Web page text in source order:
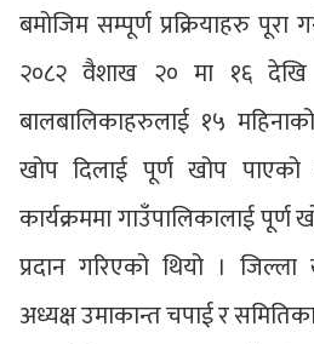
बमोजिम सम्पूर्ण प्रक्रियाहरु पूरा
२०८२ वैशाख २० मा १६ देखि
बालबालिकाहरुलाई १५
खोप दिलाई पूर्ण खोप पाएको
कार्यक्रममा गाउँपालिकालाई पूर्ण
प्रदान गरिएको थियो ।
अध्यक्ष उमाकान्त चपाई र